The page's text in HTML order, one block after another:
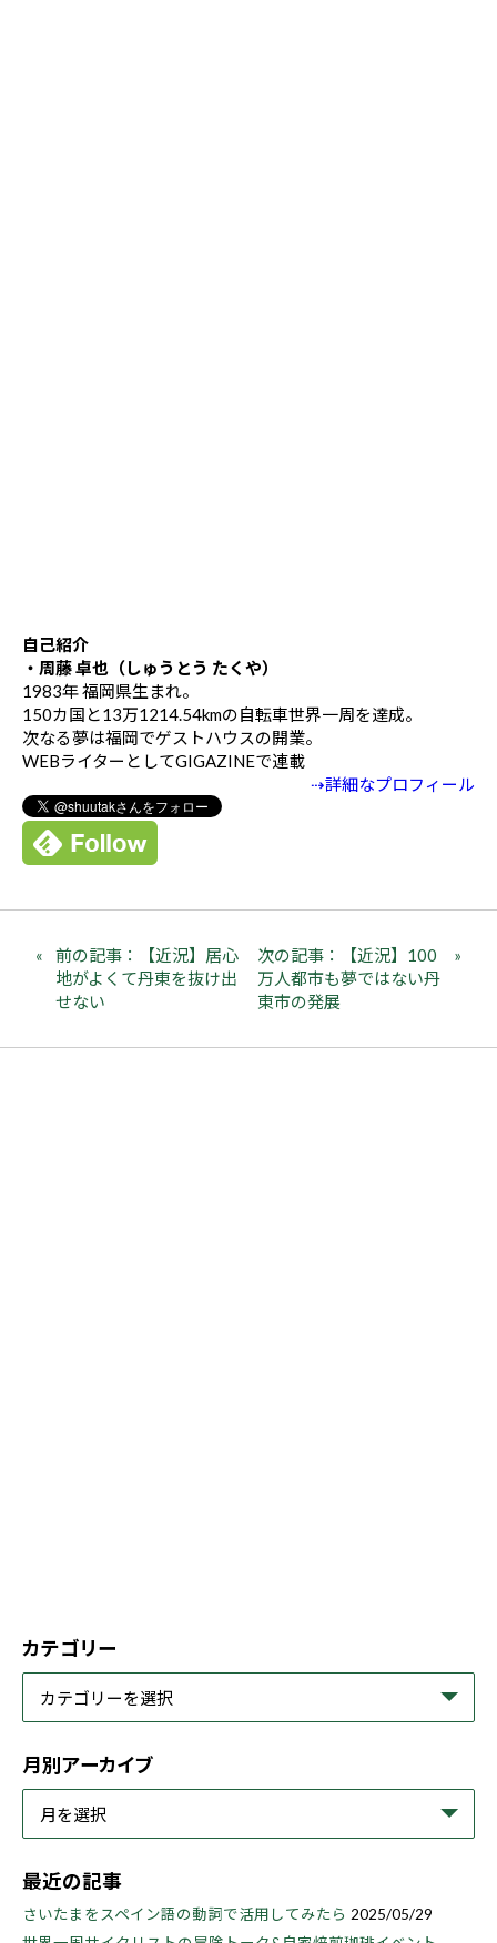
自己紹介
・周藤 卓也（しゅうとう たくや）
1983年 福岡県生まれ。
150カ国と13万1214.54kmの自転車世界一周を達成。
次なる夢は福岡でゲストハウスの開業。
WEBライターとしてGIGAZINEで連載
⇢詳細なプロフィール
前の記事：【近況】居心
地がよくて丹東を抜け出
せない
次の記事：【近況】100
万人都市も夢ではない丹
東市の発展
カテゴリー
月別アーカイブ
最近の記事
さいたまをスペイン語の動詞で活用してみたら 2025/05/29